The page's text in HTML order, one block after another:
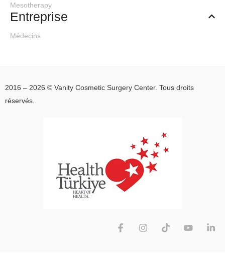
ÖNER SERKAN,
Anatomy, 40(7),
vestibular system
Mesotherapy
Entreprise
Médecins
2016 – 2026 © Vanity Cosmetic Surgery Center. Tous droits
réservés.